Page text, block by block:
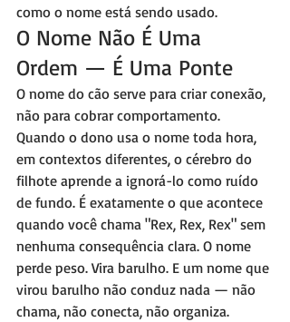
como o nome está sendo usado.
O Nome Não É Uma
Ordem — É Uma Ponte
O nome do cão serve para criar conexão,
não para cobrar comportamento.
Quando o dono usa o nome toda hora,
em contextos diferentes, o cérebro do
filhote aprende a ignorá-lo como ruído
de fundo. É exatamente o que acontece
quando você chama "Rex, Rex, Rex" sem
nenhuma consequência clara. O nome
perde peso. Vira barulho. E um nome que
virou barulho não conduz nada — não
chama, não conecta, não organiza.